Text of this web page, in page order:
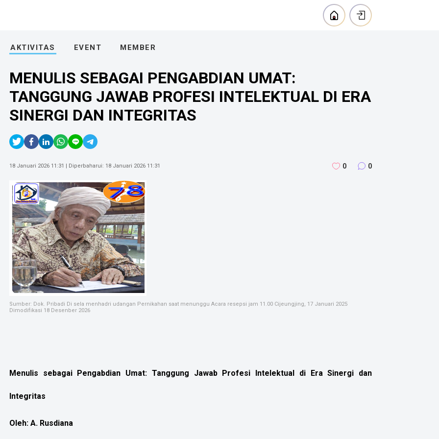
AKTIVITAS EVENT MEMBER
MENULIS SEBAGAI PENGABDIAN UMAT:
TANGGUNG JAWAB PROFESI INTELEKTUAL DI ERA
SINERGI DAN INTEGRITAS
18 Januari 2026 11:31 | Diperbaharui: 18 Januari 2026 11:31 0 0
Sumber: Dok. Pribadi Di sela menhadri udangan Pernikahan saat menunggu Acara resepsi jam 11.00 Cijeungjing, 17 Januari 2025
Dimodifikasi 18 Desenber 2026
Menulis sebagai Pengabdian Umat: Tanggung Jawab Profesi Intelektual di Era Sinergi dan
Integritas
Oleh: A. Rusdiana